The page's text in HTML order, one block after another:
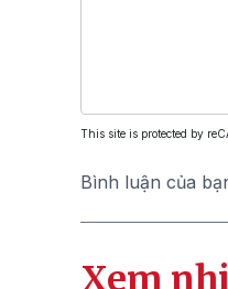
This site is protected by
Bình luận của
Xem